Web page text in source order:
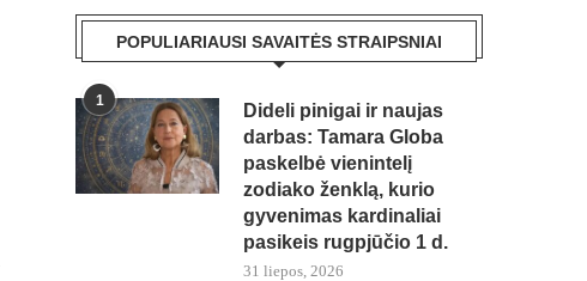
POPULIARIAUSI SAVAITĖS STRAIPSNIAI
1
Dideli pinigai ir naujas
darbas: Tamara Globa
paskelbė vienintelį
zodiako ženklą, kurio
gyvenimas kardinaliai
pasikeis rugpjūčio 1 d.
31 liepos, 2026